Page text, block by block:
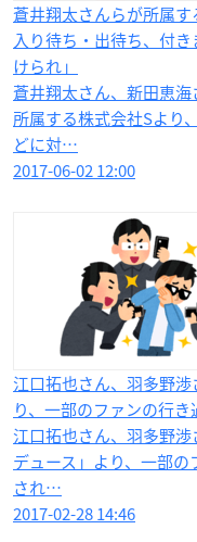
蒼井翔太さんらが所属す
入り待ち・出待ち、付
けられ」
蒼井翔太さん、新田恵
所属する株式会社Sより
どに対…
2017-06-02 12:00
江口拓也さん、羽多野
り、一部のファンの行
江口拓也さん、羽多野
デュース」より、一部
され…
2017-02-28 14:46